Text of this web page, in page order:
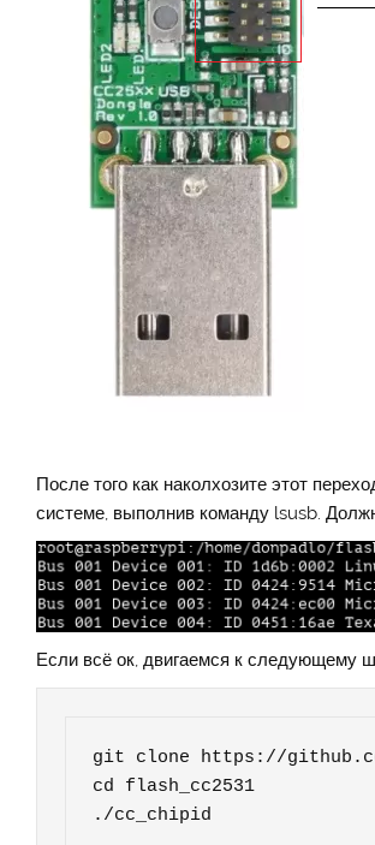
После того как наколхозите этот
системе, выполнив команду lsusb.
Если всё ок, двигаемся к следующему
git clone https://
cd flash_cc2531
./cc_chipid